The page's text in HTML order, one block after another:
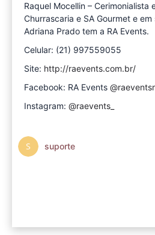
Raquel Mocellin – Cerimonialista
Churrascaria e SA Gourmet e
Adriana Prado tem a RA Events.
Celular: (21) 997559055
Site: http://raevents.com.br/
Facebook: RA Events
Instagram: @raevents_
suporte